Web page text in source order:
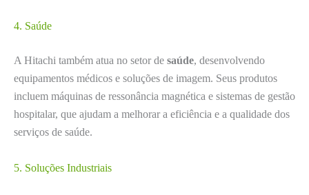
4. Saúde
A Hitachi também atua no setor de saúde, desenvolvendo
equipamentos médicos e soluções de imagem. Seus produtos
incluem máquinas de ressonância magnética e sistemas de gestão
hospitalar, que ajudam a melhorar a eficiência e a qualidade dos
serviços de saúde.
5. Soluções Industriais